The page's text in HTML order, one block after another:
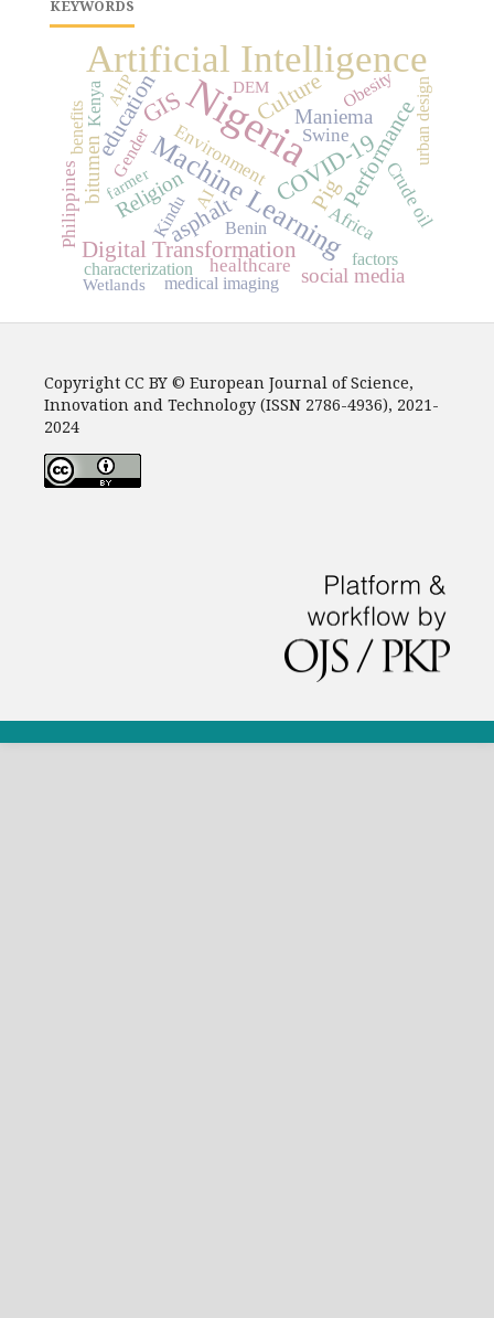
KEYWORDS
Nigeria
Artificial Intelligence
Machine Learning
COVID-19
GIS Culture
asphalt
Performance
Digital Transformation
Pig
education
Religion
social media
bitumen
Maniema
Crude oil
Philippines
Environment Swine
Africa
healthcare
urban design
medical imaging
characterization
Gender
benefits
Kindu
Kenya Obesity
AI
Benin
factors
DEM
AHP
Wetlands
farmer
Copyright CC BY © European Journal of Science,
Innovation and Technology (ISSN 2786-4936), 2021-
2024